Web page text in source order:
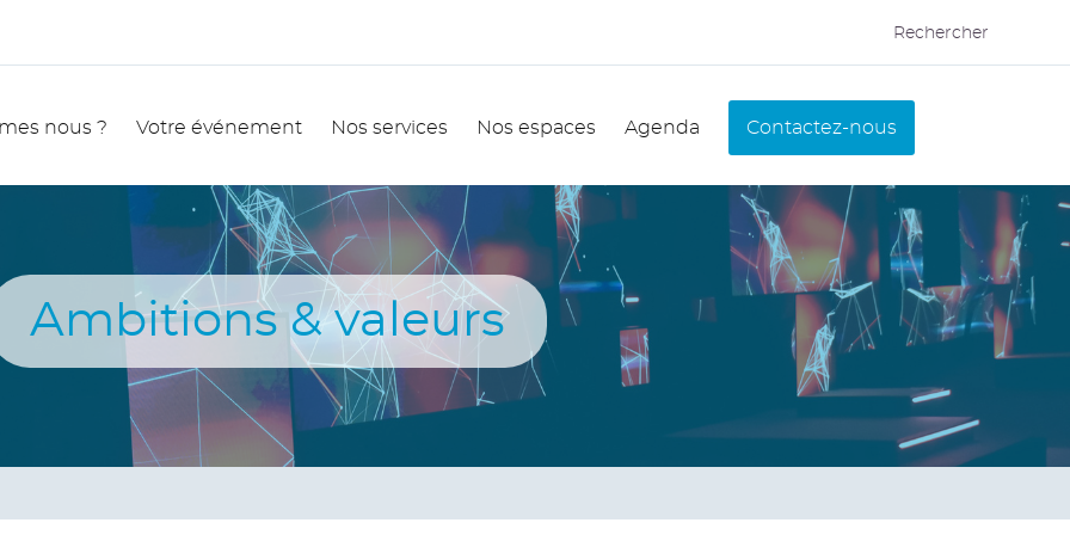
Rechercher
nous ?
Votre événement Nos services Nos espaces Agenda Contactez-nous
Ambitions & valeurs